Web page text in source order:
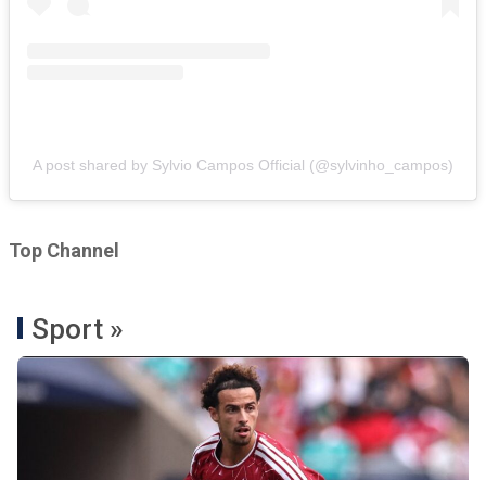
A post shared by Sylvio Campos Official (@sylvinho_campos)
Top Channel
Sport »